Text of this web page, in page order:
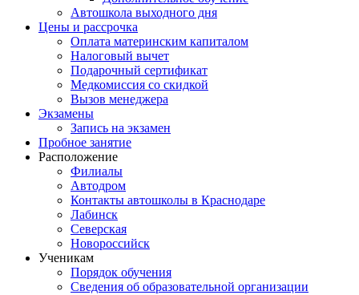
Автошкола выходного дня
Цены и рассрочка
Оплата материнским капиталом
Налоговый вычет
Подарочный сертификат
Медкомиссия со скидкой
Вызов менеджера
Экзамены
Запись на экзамен
Пробное занятие
Расположение
Филиалы
Автодром
Контакты автошколы в Краснодаре
Лабинск
Северская
Новороссийск
Ученикам
Порядок обучения
Сведения об образовательной организации